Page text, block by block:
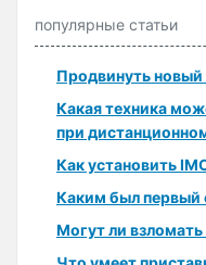
популярные статьи
Продвинуть новый
Какая техника
при
Как установить
Каким был первый
Могут ли взломать